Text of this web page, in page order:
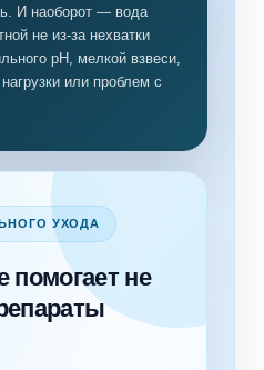
И наоборот — вода
не из-за нехватки
pH, мелкой взвеси,
или проблем с
УХОДА
помогает не